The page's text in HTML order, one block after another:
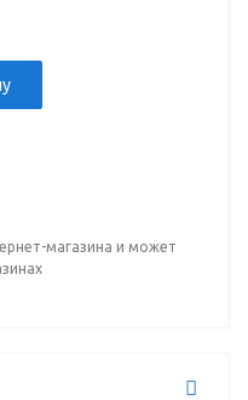
магазина и может